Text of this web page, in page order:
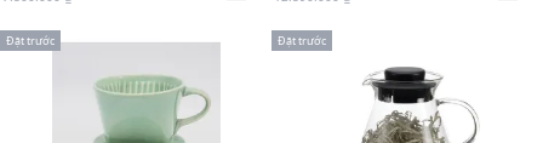
Đặt trước Đặt trước